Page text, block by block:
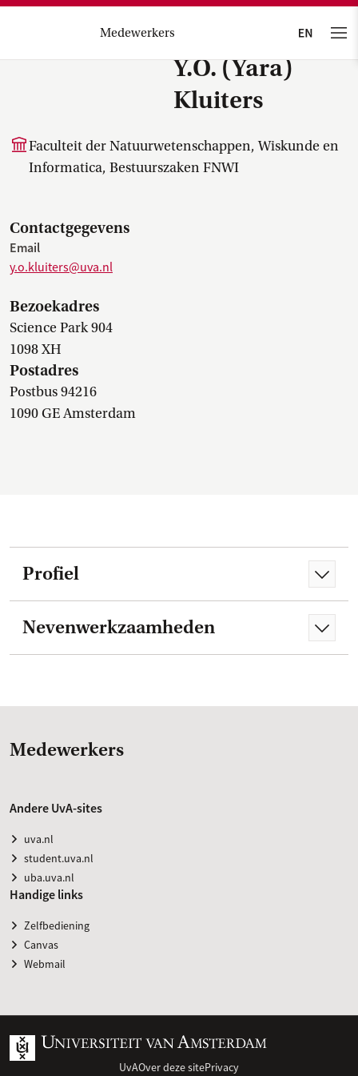
Medewerkers
Y.O. (Yara)
Kluiters
Faculteit der Natuurwetenschappen, Wiskunde en
Informatica, Bestuurszaken FNWI
Contactgegevens
Email
y.o.kluiters@uva.nl
Bezoekadres
Science Park 904
1098 XH
Postadres
Postbus 94216
1090 GE Amsterdam
Profiel
Nevenwerkzaamheden
Medewerkers
Andere UvA-sites
uva.nl
student.uva.nl
uba.uva.nl
Handige links
Zelfbediening
Canvas
Webmail
UvAOver deze sitePrivacy